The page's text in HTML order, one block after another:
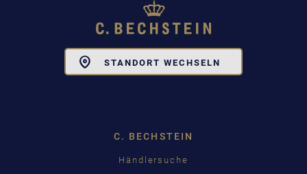
STANDORT WECHSELN
C. BECHSTEIN
Händlersuche